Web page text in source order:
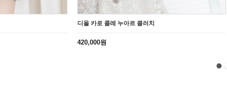
디올 카로 콜레 누아르 클러치
420,000원